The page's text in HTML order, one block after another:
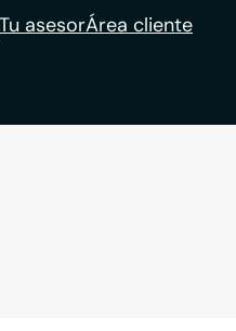
Tu asesorÁrea cliente